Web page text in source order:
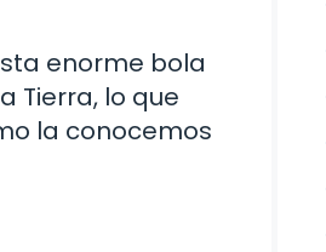
enorme bola
Tierra, lo que
la conocemos